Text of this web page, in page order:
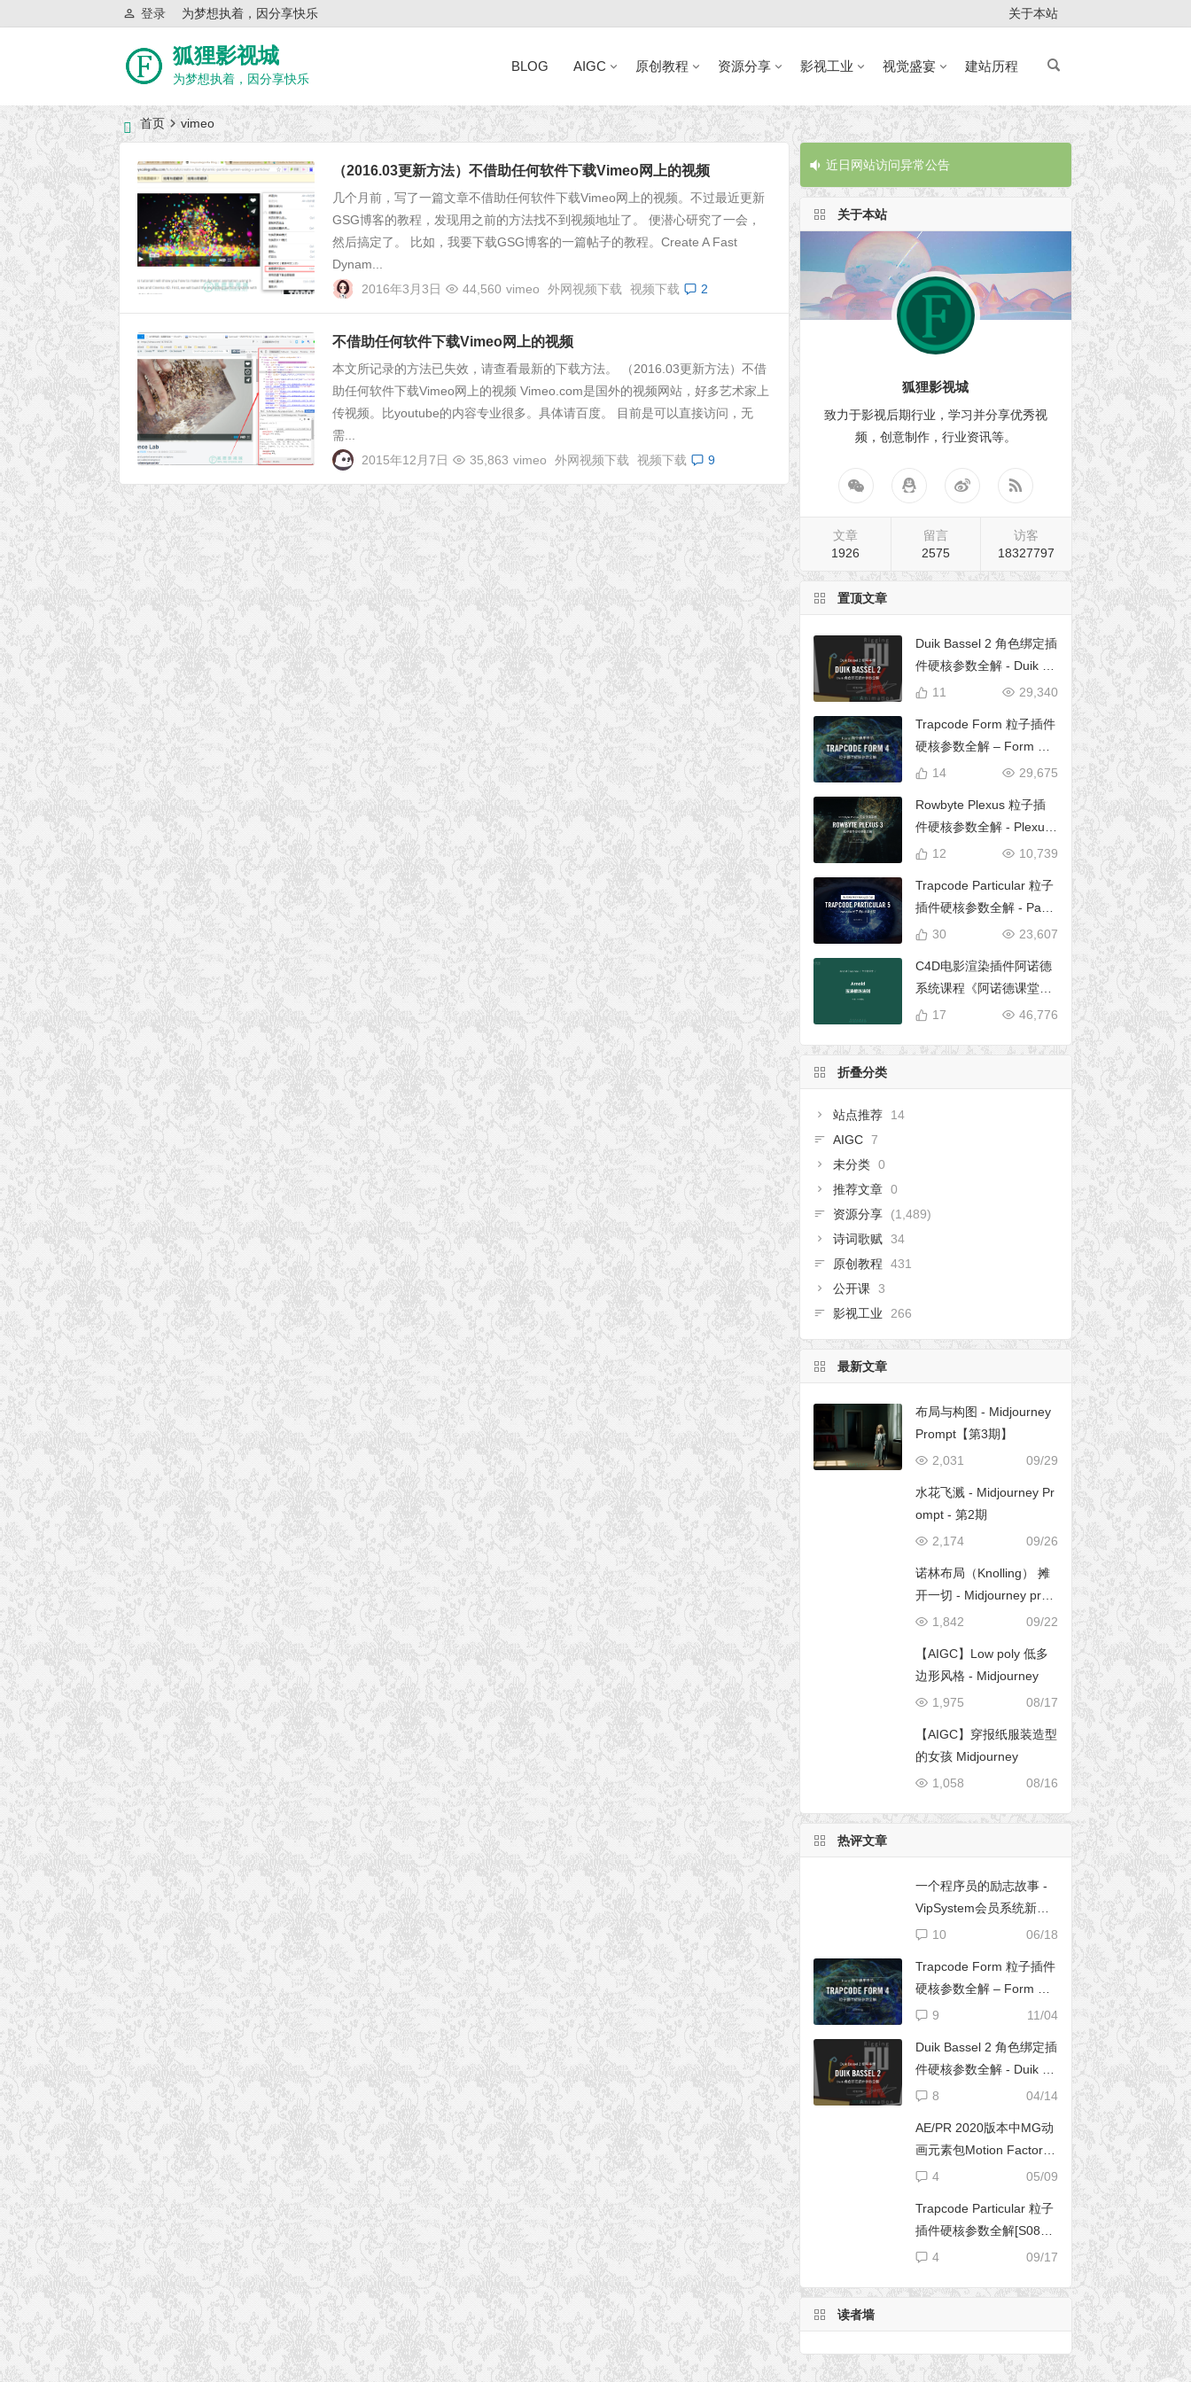
为梦想执着，因分享快乐
登录 关于本站
狐狸影视城
为梦想执着，因分享快乐
BLOG AIGC 原创教程 资源分享 影视工业 视觉盛宴 建站历程
首页 vimeo
（2016.03更新方法）不借助任何软件下载Vimeo网上的视频
几个月前，写了一篇文章不借助任何软件下载Vimeo网上的视频。不过最近更新
GSG博客的教程，发现用之前的方法找不到视频地址了。 便潜心研究了一会，
然后搞定了。 比如，我要下载GSG博客的一篇帖子的教程。Create A Fast
Dynam...
2016年3月3日
44,560 vimeo 外网视频下载 视频下载 2
不借助任何软件下载Vimeo网上的视频
本文所记录的方法已失效，请查看最新的下载方法。 （2016.03更新方法）不借
助任何软件下载Vimeo网上的视频 Vimeo.com是国外的视频网站，好多艺术家上
传视频。比youtube的内容专业很多。具体请百度。 目前是可以直接访问，无
需...
2015年12月7日
35,863 vimeo 外网视频下载 视频下载 9
近日网站访问异常公告 近日网站访问异常公告 近日网站访问异常公告 近日网站访问
关于本站
狐狸影视城
致力于影视后期行业，学习并分享优秀视
频，创意制作，行业资讯等。
文章
1926
留言
2575
访客
18327797
置顶文章
Duik Bassel 2 角色绑定插
件硬核参数全解 - Duik 16
完全使用手册
29,340
11
Trapcode Form 粒子插件
硬核参数全解 – Form 完
全使用手册
29,675
14
Rowbyte Plexus 粒子插
件硬核参数全解 - Plexus
完全使用手册
10,739
12
Trapcode Particular 粒子
插件硬核参数全解 - Parti
cular 5 完全使用手册23,607
30
C4D电影渲染插件阿诺德
系统课程《阿诺德课堂之
玉清境》
46,776
17
折叠分类
站点推荐
14
AIGC 7
未分类 0
推荐文章 0
资源分享
(1,489)
诗词歌赋 34
原创教程
431
公开课 3
影视工业
266
最新文章
布局与构图 - Midjourney
Prompt【第3期】
09/29
2,031
水花飞溅 - Midjourney Pr
ompt - 第2期
09/26
2,174
诺林布局（Knolling） 摊
开一切 - Midjourney pro
mpt
09/22
1,842
【AIGC】Low poly 低多
边形风格 - Midjourney
08/17
1,975
【AIGC】穿报纸服装造型
的女孩 Midjourney
08/16
1,058
热评文章
一个程序员的励志故事 -
VipSystem会员系统新版
开发
06/18
10
Trapcode Form 粒子插件
硬核参数全解 – Form 完
全使用手册
11/04
9
Duik Bassel 2 角色绑定插
件硬核参数全解 - Duik 16
完全使用手册
04/14
8
AE/PR 2020版本中MG动
画元素包Motion Factory
脚本无法导入文件夹05/09
4
Trapcode Particular 粒子
插件硬核参数全解[S08E0
2] – 阴影设置（Shadowle
09/17
4
读者墙